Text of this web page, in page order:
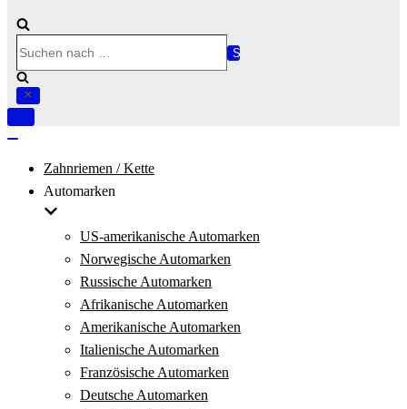
nach …
Navigation
Zahnriemen / Kette
Automarken
US-amerikanische Automarken
Norwegische Automarken
Russische Automarken
Afrikanische Automarken
Amerikanische Automarken
Italienische Automarken
Französische Automarken
Deutsche Automarken